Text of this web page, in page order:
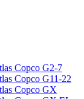
Copco G2-7
Copco G11-22
Copco GX